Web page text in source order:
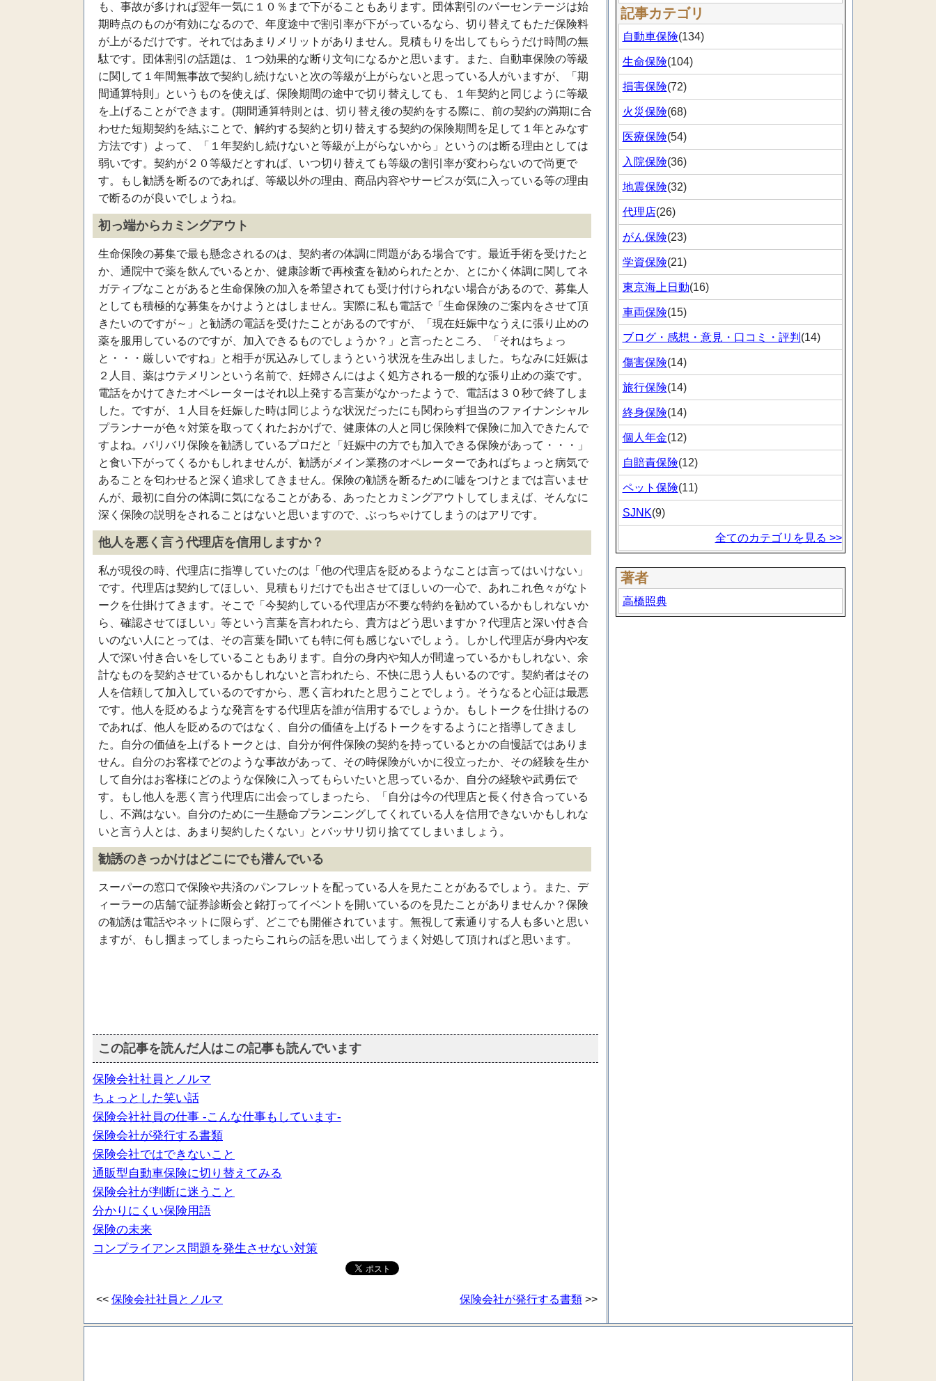
も、事故が多ければ翌年一気に１０％まで下がることもあります。団体割引のパーセンテージは始
期時点のものが有効になるので、年度途中で割引率が下がっているなら、切り替えてもただ保険料
が上がるだけです。それではあまりメリットがありません。見積もりを出してもらうだけ時間の無
駄です。団体割引の話題は、１つ効果的な断り文句になるかと思います。また、自動車保険の等級
に関して１年間無事故で契約し続けないと次の等級が上がらないと思っている人がいますが、「期
間通算特則」というものを使えば、保険期間の途中で切り替えしても、１年契約と同じように等級
を上げることができます。(期間通算特則とは、切り替え後の契約をする際に、前の契約の満期に合
わせた短期契約を結ぶことで、解約する契約と切り替えする契約の保険期間を足して１年とみなす
方法です）よって、「１年契約し続けないと等級が上がらないから」というのは断る理由としては
弱いです。契約が２０等級だとすれば、いつ切り替えても等級の割引率が変わらないので尚更で
す。もし勧誘を断るのであれば、等級以外の理由、商品内容やサービスが気に入っている等の理由
で断るのが良いでしょうね。
初っ端からカミングアウト
生命保険の募集で最も懸念されるのは、契約者の体調に問題がある場合です。最近手術を受けたと
か、通院中で薬を飲んでいるとか、健康診断で再検査を勧められたとか、とにかく体調に関してネ
ガティブなことがあると生命保険の加入を希望されても受け付けられない場合があるので、募集人
としても積極的な募集をかけようとはしません。実際に私も電話で「生命保険のご案内をさせて頂
きたいのですが～」と勧誘の電話を受けたことがあるのですが、「現在妊娠中なうえに張り止めの
薬を服用しているのですが、加入できるものでしょうか？」と言ったところ、「それはちょっ
と・・・厳しいですね」と相手が尻込みしてしまうという状況を生み出しました。ちなみに妊娠は
２人目、薬はウテメリンという名前で、妊婦さんにはよく処方される一般的な張り止めの薬です。
電話をかけてきたオペレーターはそれ以上発する言葉がなかったようで、電話は３０秒で終了しま
した。ですが、１人目を妊娠した時は同じような状況だったにも関わらず担当のファイナンシャル
プランナーが色々対策を取ってくれたおかげで、健康体の人と同じ保険料で保険に加入できたんで
すよね。バリバリ保険を勧誘しているプロだと「妊娠中の方でも加入できる保険があって・・・」
と食い下がってくるかもしれませんが、勧誘がメイン業務のオペレーターであればちょっと病気で
あることを匂わせると深く追求してきません。保険の勧誘を断るために嘘をつけとまでは言いませ
んが、最初に自分の体調に気になることがある、あったとカミングアウトしてしまえば、そんなに
深く保険の説明をされることはないと思いますので、ぶっちゃけてしまうのはアリです。
他人を悪く言う代理店を信用しますか？
私が現役の時、代理店に指導していたのは「他の代理店を貶めるようなことは言ってはいけない」
です。代理店は契約してほしい、見積もりだけでも出させてほしいの一心で、あれこれ色々がなト
ークを仕掛けてきます。そこで「今契約している代理店が不要な特約を勧めているかもしれないか
ら、確認させてほしい」等という言葉を言われたら、貴方はどう思いますか？代理店と深い付き合
いのない人にとっては、その言葉を聞いても特に何も感じないでしょう。しかし代理店が身内や友
人で深い付き合いをしていることもあります。自分の身内や知人が間違っているかもしれない、余
計なものを契約させているかもしれないと言われたら、不快に思う人もいるのです。契約者はその
人を信頼して加入しているのですから、悪く言われたと思うことでしょう。そうなると心証は最悪
です。他人を貶めるような発言をする代理店を誰が信用するでしょうか。もしトークを仕掛けるの
であれば、他人を貶めるのではなく、自分の価値を上げるトークをするようにと指導してきまし
た。自分の価値を上げるトークとは、自分が何件保険の契約を持っているとかの自慢話ではありま
せん。自分のお客様でどのような事故があって、その時保険がいかに役立ったか、その経験を生か
して自分はお客様にどのような保険に入ってもらいたいと思っているか、自分の経験や武勇伝で
す。もし他人を悪く言う代理店に出会ってしまったら、「自分は今の代理店と長く付き合っている
し、不満はない。自分のために一生懸命プランニングしてくれている人を信用できないかもしれな
いと言う人とは、あまり契約したくない」とバッサリ切り捨ててしまいましょう。
勧誘のきっかけはどこにでも潜んでいる
スーパーの窓口で保険や共済のパンフレットを配っている人を見たことがあるでしょう。また、デ
ィーラーの店舗で証券診断会と銘打ってイベントを開いているのを見たことがありませんか？保険
の勧誘は電話やネットに限らず、どこでも開催されています。無視して素通りする人も多いと思い
ますが、もし掴まってしまったらこれらの話を思い出してうまく対処して頂ければと思います。
この記事を読んだ人はこの記事も読んでいます
保険会社社員とノルマ
ちょっとした笑い話
保険会社社員の仕事 -こんな仕事もしています-
保険会社が発行する書類
保険会社ではできないこと
通販型自動車保険に切り替えてみる
保険会社が判断に迷うこと
分かりにくい保険用語
保険の未来
コンプライアンス問題を発生させない対策
<< 保険会社社員とノルマ 保険会社が発行する書類 >>
記事カテゴリ
自動車保険(134)
生命保険(104)
損害保険(72)
火災保険(68)
医療保険(54)
入院保険(36)
地震保険(32)
代理店(26)
がん保険(23)
学資保険(21)
東京海上日動(16)
車両保険(15)
ブログ・感想・意見・口コミ・評判 (14)
傷害保険(14)
旅行保険(14)
終身保険(14)
個人年金(12)
自賠責保険(12)
ペット保険(11)
SJNK(9)
全てのカテゴリを見る >>
著者
高橋照典